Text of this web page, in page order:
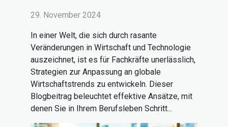
29. November 2024
In einer Welt, die sich durch rasante
Veränderungen in Wirtschaft und Technologie
auszeichnet, ist es für Fachkräfte unerlässlich,
Strategien zur Anpassung an globale
Wirtschaftstrends zu entwickeln. Dieser
Blogbeitrag beleuchtet effektive Ansätze, mit
denen Sie in Ihrem Berufsleben Schritt...